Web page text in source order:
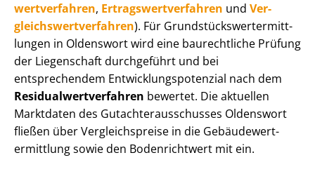
wert­ver­fah­ren, Er­trags­wert­ver­fah­ren und Ver­
gleichs­wert­ver­fah­ren). Für Grund­stücks­wert­ermitt­
lun­gen in Oldenswort wird eine baurechtliche Prüfung
der Liegenschaft durchgeführt und bei
entsprechendem Ent­wick­lungs­po­ten­zi­al nach dem
Re­si­du­al­wert­ver­fah­ren bewertet. Die aktuellen
Marktdaten des Gut­ach­ter­aus­schus­ses Oldenswort
fließen über Ver­gleichs­prei­se in die Ge­bäu­de­wert­
ermitt­lung sowie den Bodenrichtwert mit ein.